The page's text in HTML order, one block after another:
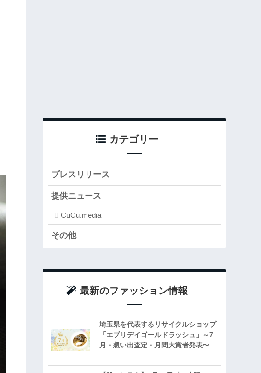
カテゴリー
プレスリリース
提供ニュース
CuCu.media
その他
最新のファッション情報
埼玉県を代表するリサイクルショップ
「エブリデイゴールドラッシュ」～7
月・想い出査定・月間大賞者発表〜